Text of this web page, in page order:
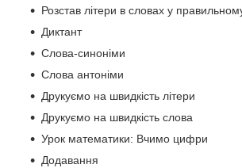
Розстав літери в словах у
Диктант
Слова-синоніми
Слова антоніми
Друкуємо на швидкість літери
Друкуємо на швидкість слова
Урок математики: Вчимо цифри
Додавання